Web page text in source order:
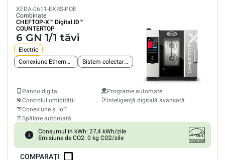
XEDA-0611-EXRS-POE
Combinate
CHEFTOP-X™ Digital.ID™
COUNTERTOP
6 GN 1/1 tăvi
Electric
Conexiune Ethernet integrată
Sistem colectare grăsimi
Panou digital
Controlul umidității
Conexiune și IoT
Spălare automată
Programe automate
Inteligență digitală avansată
Consumul în kWh: 27,4 kWh/zile
Emisiune de CO2: 0 kg CO2/zile
COMPARAȚI